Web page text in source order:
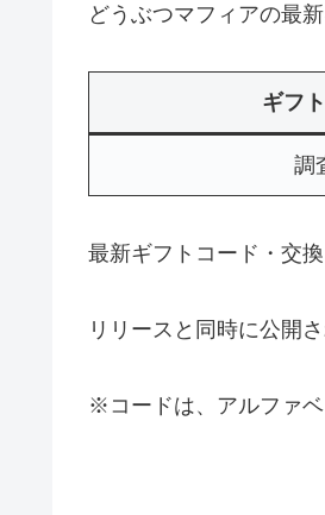
どうぶつマフィアの最
ギフ
調
最新ギフトコード・交
リリースと同時に公開
※コードは、アルファベ